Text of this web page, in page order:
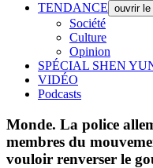
TENDANCE ouvrir le
Société
Culture
Opinion
SPÉCIAL SHEN
VIDÉO
Podcasts
Monde. La police
membres du
vouloir renverser le